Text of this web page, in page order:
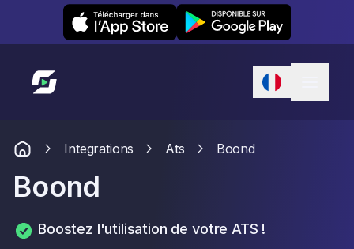
Leexi on iOS Leexi on Android
Lien vers l'accueil
Integrations Ats Boond
Boond
Boostez l'utilisation de votre ATS !